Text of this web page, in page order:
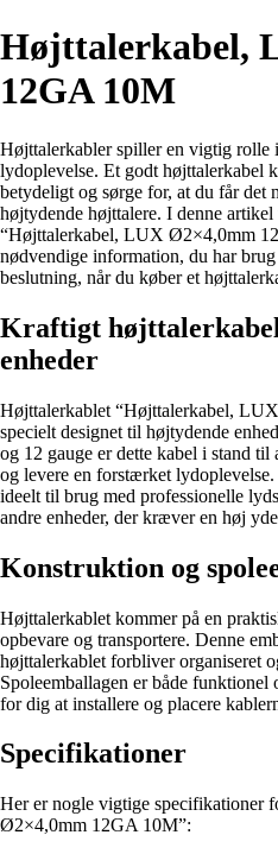
Højttalerkabel,
12GA 10M
Højttalerkabler spiller en vigtig rolle
lydoplevelse. Et godt højttalerkabel
betydeligt og sørge for, at du får det
højtydende højttalere. I denne
“Højttalerkabel, LUX Ø2×4,0mm
nødvendige information, du har
beslutning, når du køber et
Kraftigt
enheder
Højttalerkablet “Højttalerkabel,
specielt designet til højtydende
og 12 gauge er dette kabel i stand
og levere en forstærket
ideelt til brug med professionelle
andre enheder, der kræver en høj
Konstruktion og
Højttalerkablet kommer på en
opbevare og transportere. Denne
højttalerkablet forbliver organiseret
Spoleemballagen er både
for dig at installere og placere
Specifikationer
Her er nogle vigtige specifikationer
Ø2×4,0mm 12GA 10M”: